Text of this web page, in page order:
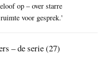
op – over starre
voor gesprek.'
– de serie (27)